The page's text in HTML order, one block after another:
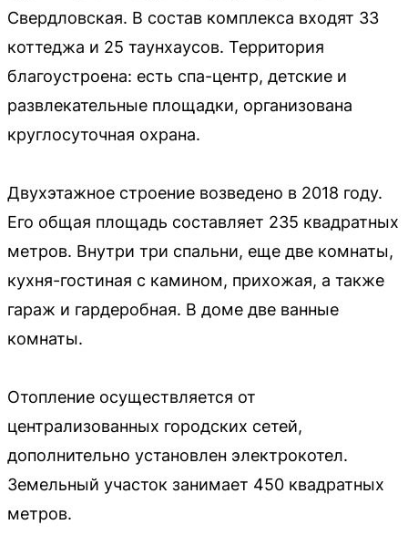
Свердловская. В состав комплекса входят 33
коттеджа и 25 таунхаусов. Территория
благоустроена: есть спа-центр, детские и
развлекательные площадки, организована
круглосуточная охрана.
Двухэтажное строение возведено в 2018 году.
Его общая площадь составляет 235 квадратных
метров. Внутри три спальни, еще две комнаты,
кухня-гостиная с камином, прихожая, а также
гараж и гардеробная. В доме две ванные
комнаты.
Отопление осуществляется от
централизованных городских сетей,
дополнительно установлен электрокотел.
Земельный участок занимает 450 квадратных
метров.